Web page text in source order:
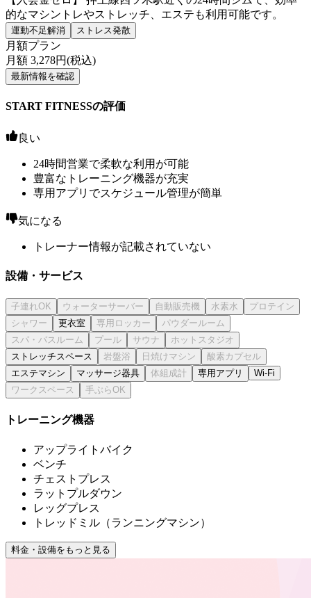
的なマシントレやストレッチ、エステも利用可能です。
運動不足解消 ストレス発散
月額プラン
月額 3,278円(税込)
最新情報を確認
START FITNESSの評価
良い
24時間営業で柔軟な利用が可能
豊富なトレーニング機器が充実
専用アプリでスケジュール管理が簡単
気になる
トレーナー情報が記載されていない
設備・サービス
更衣室
ストレッチスペース
エステマシン
マッサージ器具 専用アプリ Wi-Fi
トレーニング機器
アップライトバイク
ベンチ
チェストプレス
ラットプルダウン
レッグプレス
トレッドミル（ランニングマシン）
料金・設備をもっと見る